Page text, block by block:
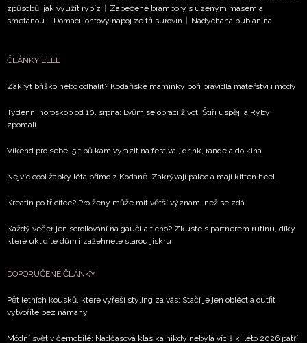
potvrzujete, že jste se seznámili seZásadami
ochrany soukromí- BurdaMedia Extra s.r.o. bude s
vyhodnocení akce a zasílání novinek.
Chcete navíc dostávat i další zajímavé a exkluzivní
zpracováním údajů k tomuto účelu podle Zásad ochrany
soukromí BurdaMedia Extra s.r.o.
způsobů, jak využít rybíz | Zapečené brambory s uzeným masem a
smetanou | Domácí iontový nápoj ze tří surovin | Nadýchaná bublanina
ČLÁNKY ELLE
Zakrýt bříško nebo odhalit? Kodaňské maminky boří pravidla mateřství i módy
Týdenní horoskop od 10. srpna: Lvům se obrací život, Štíři uspějí a Ryby
zpomalí
Víkend pro sebe: 5 tipů kam vyrazit na festival, drink, rande a do kina
Nejvíc cool žabky léta přímo z Kodaně. Zakrývají palec a mají kitten heel
Kreatin po třicítce? Pro ženy může mít větší význam, než se zdá
Každý večer jen scrollování na gauči a ticho? Zkuste s partnerem rutinu, díky
které uklidíte dům i zažehnete starou jiskru
DOPORUČENÉ ČLÁNKY
Pět letních kousků, které vyřeší styling za vás: Stačí je jen obléct a outfit
vytvoříte bez námahy
Módní svět v černobílé: Nadčasová klasika nikdy nebyla víc šik, léto 2026 patří